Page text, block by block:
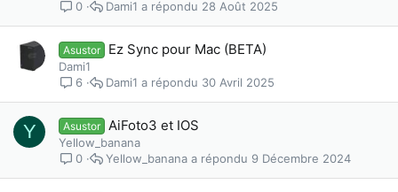
0
28 Août 2025
Dami1
Asustor Ez Sync pour Mac (BETA)
Dami1
6
30 Avril 2025
Dami1
Y Asustor AiFoto3 et IOS
Yellow_banana
0
9 Décembre 2024
Yellow_banana